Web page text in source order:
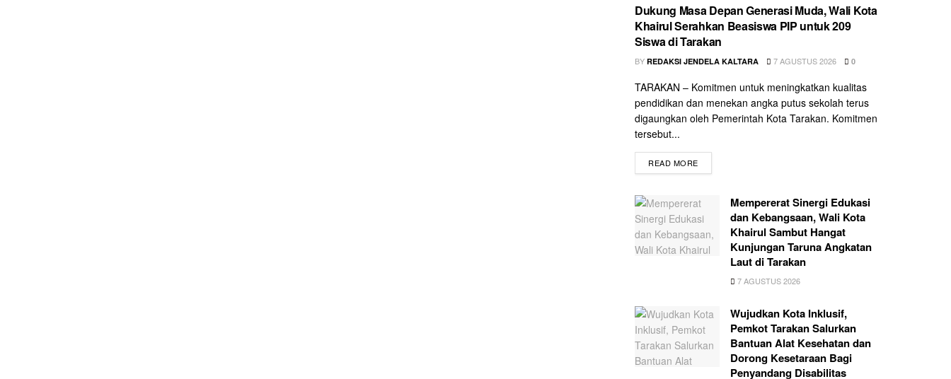
Dukung Masa Depan Generasi Muda, Wali Kota
Khairul Serahkan Beasiswa PIP untuk 209
Siswa di Tarakan
BY REDAKSI JENDELA KALTARA 7 AGUSTUS 2026 0
TARAKAN – Komitmen untuk meningkatkan kualitas
pendidikan dan menekan angka putus sekolah terus
digaungkan oleh Pemerintah Kota Tarakan. Komitmen
tersebut...
READ MORE
Mempererat Sinergi Edukasi
dan Kebangsaan, Wali Kota
Khairul Sambut Hangat
Kunjungan Taruna Angkatan
Laut di Tarakan
7 AGUSTUS 2026
Wujudkan Kota Inklusif,
Pemkot Tarakan Salurkan
Bantuan Alat Kesehatan dan
Dorong Kesetaraan Bagi
Penyandang Disabilitas